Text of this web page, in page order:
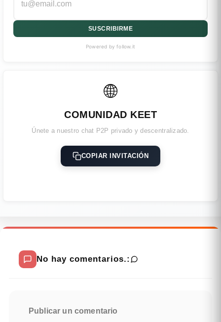
SUSCRIBIRME
Powered by follow.it
🌐
COMUNIDAD KEET
Únete a nuestro chat P2P privado y descentralizado.
COPIAR INVITACIÓN
No hay comentarios.:
Publicar un comentario